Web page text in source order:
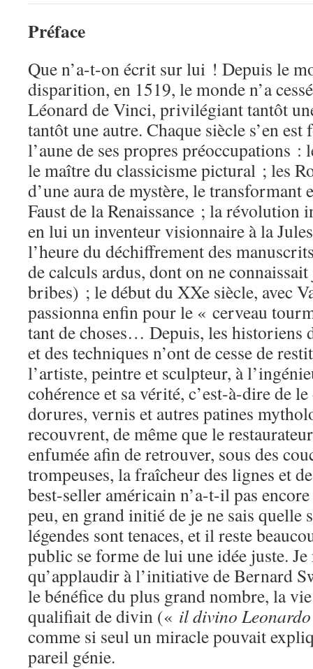
Préface
Que n’a-t-on écrit sur lui ! Depuis le
disparition, en 1519, le monde n’a
Léonard de Vinci, privilégiant tantôt
tantôt une autre. Chaque siècle s’en est
l’aune de ses propres préoccupations :
le maître du classicisme pictural ; les
d’une aura de mystère, le transformant
Faust de la Renaissance ; la révolution
en lui un inventeur visionnaire à la
l’heure du déchiffrement des
de calculs ardus, dont on ne
bribes) ; le début du XXe siècle, avec
passionna enfin pour le « cerveau
tant de choses… Depuis, les historiens
et des techniques n’ont de cesse de
l’artiste, peintre et sculpteur, à
cohérence et sa vérité, c’est-à-dire de
dorures, vernis et autres patines
recouvrent, de même que le
enfumée afin de retrouver, sous des
trompeuses, la fraîcheur des lignes et
best-seller américain n’a-t-il pas
peu, en grand initié de je ne sais quelle
légendes sont tenaces, et il reste
public se forme de lui une idée juste.
qu’applaudir à l’initiative de Bernard
le bénéfice du plus grand nombre, la
qualifiait de divin (« il divino
comme si seul un miracle pouvait
pareil génie.